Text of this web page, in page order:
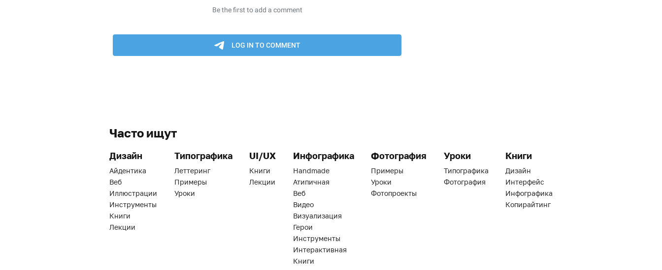
Часто ищут
Дизайн
Айдентика
Веб
Иллюстрации
Инструменты
Книги
Лекции
Типографика
Леттеринг
Примеры
Уроки
UI/UX
Книги
Лекции
Инфографика
Handmade
Атипичная
Веб
Видео
Визуализация
Герои
Инструменты
Интерактивная
Книги
Фотография
Примеры
Уроки
Фотопроекты
Уроки
Типографика
Фотография
Книги
Дизайн
Интерфейс
Инфографика
Копирайтинг